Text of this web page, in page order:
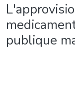
publique